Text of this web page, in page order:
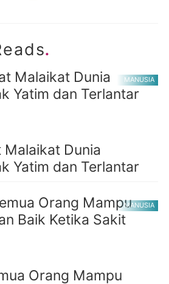
.
MANUSIA
Malaikat Dunia
Yatim dan Terlantar
MANUSIA
Orang Mampu